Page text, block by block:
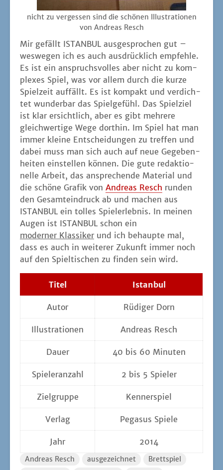
nicht zu ver­ges­sen sind die schö­nen Illus­tra­tio­nen
von Andre­as Resch
Mir gefällt ISTANBUL aus­ge­spro­chen gut –
wes­we­gen ich es auch aus­drück­lich emp­feh­le.
Es ist ein anspruchs­vol­les aber nicht zu kom­
ple­xes Spiel, was vor allem durch die kur­ze
Spiel­zeit auf­fällt. Es ist kom­pakt und ver­dich­
tet wun­der­bar das Spiel­ge­fühl. Das Spiel­ziel
ist klar ersicht­lich, aber es gibt meh­re­re
gleich­wer­ti­ge Wege dort­hin. Im Spiel hat man
immer klei­ne Ent­schei­dun­gen zu tref­fen und
dabei muss man sich auch auf neue Gege­ben­
hei­ten ein­stel­len kön­nen. Die gute redak­tio­
nel­le Arbeit, das anspre­chen­de Mate­ri­al und
die schö­ne Gra­fik von Andre­as Resch run­den
den Gesamt­ein­druck ab und machen aus
ISTANBUL ein tol­les Spiel­erleb­nis. In mei­nen
Augen ist ISTANBUL schon ein
moder­ner Klas­si­kerund ich behaup­te mal,
dass es auch in wei­te­rer Zukunft immer noch
auf den Spiel­ti­schen zu fin­den sein wird.
Titel Istan­bul
Autor Rüdi­ger Dorn
Illus­tra­tio­nen Andre­as Resch
Dau­er 40 bis 60 Minuten
Spie­ler­an­zahl 2 bis 5 Spieler
Ziel­grup­pe Ken­ner­spiel
Ver­lag Pega­sus Spiele
Jahr 2014
Andreas Resch ausgezeichnet
Brettspiel